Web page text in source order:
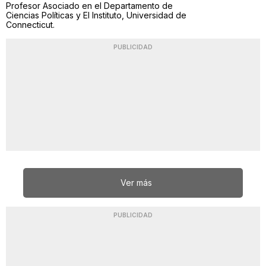
Profesor Asociado en el Departamento de
Ciencias Políticas y El Instituto, Universidad de
Connecticut.
PUBLICIDAD
Ver más
PUBLICIDAD